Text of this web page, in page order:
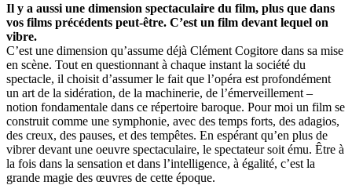
Il y a aussi une dimension spectaculaire du film, plus que dans
vos films précédents peut-être. C’est un film devant lequel on
vibre.
C’est une dimension qu’assume déjà Clément Cogitore dans sa mise
en scène. Tout en questionnant à chaque instant la société du
spectacle, il choisit d’assumer le fait que l’opéra est profondément
un art de la sidération, de la machinerie, de l’émerveillement –
notion fondamentale dans ce répertoire baroque. Pour moi un film se
construit comme une symphonie, avec des temps forts, des adagios,
des creux, des pauses, et des tempêtes. En espérant qu’en plus de
vibrer devant une oeuvre spectaculaire, le spectateur soit ému. Être à
la fois dans la sensation et dans l’intelligence, à égalité, c’est la
grande magie des œuvres de cette époque.